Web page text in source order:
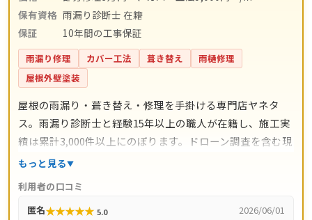
保有資格 雨漏り診断士 在籍
保証
10年間の工事保証
雨漏り修理 カバー工法 葺き替え
雨樋修理
屋根外壁塗装
屋根の雨漏り・葺き替え・修理を手掛ける専門店ヤネタ
ス。雨漏り診断士と経験15年以上の職人が在籍し、施工実
績は累計3,000件以上にのぼります。ドローン調査を含む現
地調査・お見積り・出張費は無料。瓦ずれ直し1,500円〜/
㎡と料金の目安が明確で、自社職人の直接施工により中間
マージンがかかりません。施工後は10年間の工事保証付
もっと見る
利用者の口コミ
匿名★★★★★ 5.0 2026/06/01